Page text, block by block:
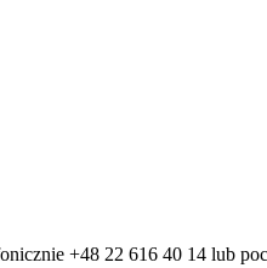
+48 22 616 40 14 lub